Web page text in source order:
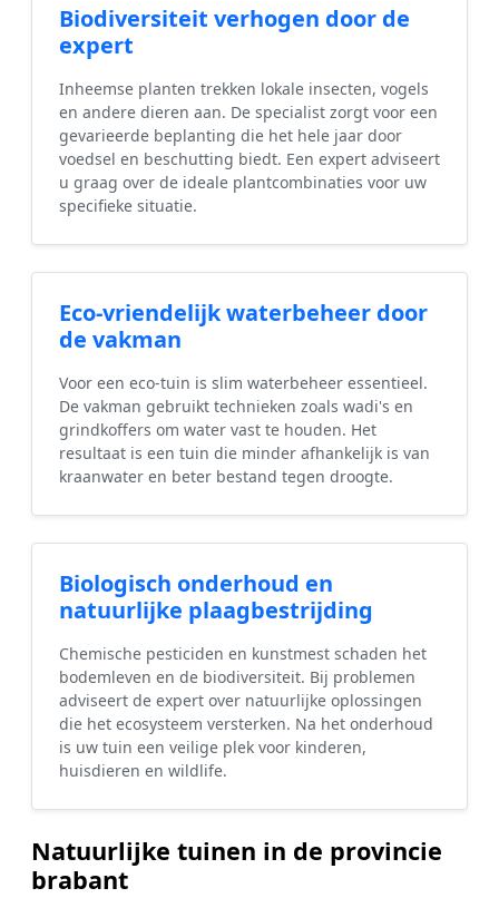
Biodiversiteit verhogen door de
expert
Inheemse planten trekken lokale insecten, vogels
en andere dieren aan. De specialist zorgt voor een
gevarieerde beplanting die het hele jaar door
voedsel en beschutting biedt. Een expert adviseert
u graag over de ideale plantcombinaties voor uw
specifieke situatie.
Eco-vriendelijk waterbeheer door
de vakman
Voor een eco-tuin is slim waterbeheer essentieel.
De vakman gebruikt technieken zoals wadi's en
grindkoffers om water vast te houden. Het
resultaat is een tuin die minder afhankelijk is van
kraanwater en beter bestand tegen droogte.
Biologisch onderhoud en
natuurlijke plaagbestrijding
Chemische pesticiden en kunstmest schaden het
bodemleven en de biodiversiteit. Bij problemen
adviseert de expert over natuurlijke oplossingen
die het ecosysteem versterken. Na het onderhoud
is uw tuin een veilige plek voor kinderen,
huisdieren en wildlife.
Natuurlijke tuinen in de provincie
brabant